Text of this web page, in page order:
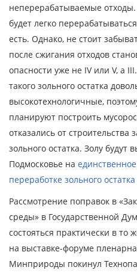
неперерабатываемые
будет легко
есть. Однако, не стоит
после сжигания отходов
опасности уже не IV или V, а
такого зольного остатка
высокотехнологичные,
планируют построить
отказались от строительства
зольного остатка. Золу будут
Подмосковье на
переработке зольного
Рассмотрение поправок в
среды» в Государственной
состояться практически в
на выставке-форуме
Минприроды покинул